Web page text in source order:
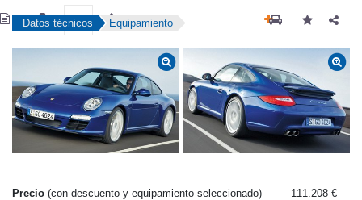
Datos técnicos Equipamiento
Precio (con descuento y equipamiento seleccionado)
111.208 €